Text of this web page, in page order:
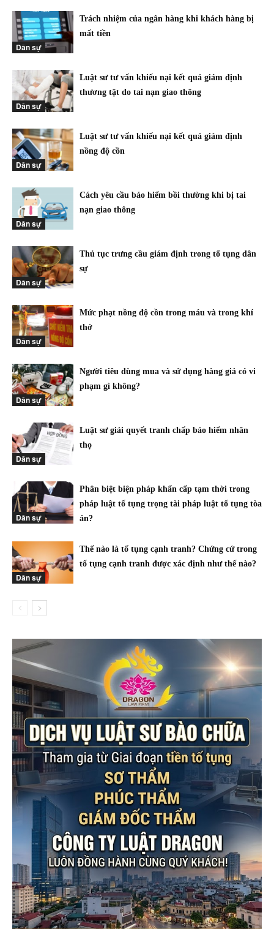
Dân sự
Trách nhiệm của ngân hàng khi khách hàng bị
mất tiền
Dân sự
Luật sư tư vấn khiếu nại kết quả giám định
thương tật do tai nạn giao thông
Dân sự
Luật sư tư vấn khiếu nại kết quả giám định
nồng độ cồn
Dân sự
Cách yêu cầu bảo hiểm bồi thường khi bị tai
nạn giao thông
Dân sự
Thủ tục trưng cầu giám định trong tố tụng dân
sự
Dân sự
Mức phạt nồng độ cồn trong máu và trong khí
thở
Dân sự
Người tiêu dùng mua và sử dụng hàng giả có vi
phạm gì không?
Dân sự
Luật sư giải quyết tranh chấp bảo hiểm nhân
thọ
Dân sự
Phân biệt biện pháp khẩn cấp tạm thời trong
pháp luật tố tụng trọng tài pháp luật tố tụng tòa
án?
Dân sự
Thế nào là tố tụng cạnh tranh? Chứng cứ trong
tố tụng cạnh tranh được xác định như thế nào?